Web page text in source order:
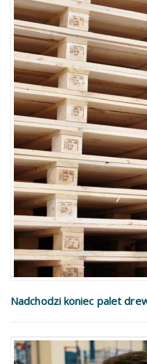
Nadchodzi koniec palet